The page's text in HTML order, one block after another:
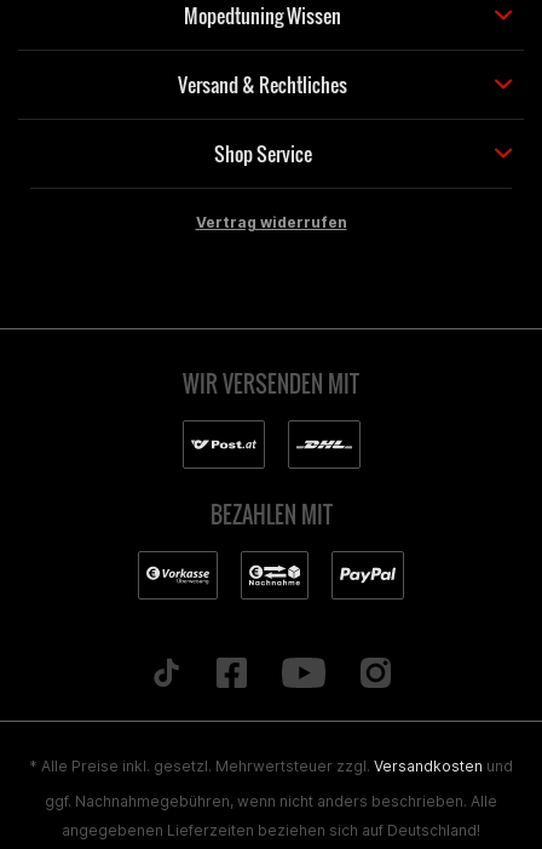
Mopedtuning Wissen
Versand & Rechtliches
Shop Service
Vertrag widerrufen
WIR VERSENDEN MIT
BEZAHLEN MIT
* Alle Preise inkl. gesetzl. Mehrwertsteuer zzgl. Versandkosten und
ggf. Nachnahmegebühren, wenn nicht anders beschrieben. Alle
angegebenen Lieferzeiten beziehen sich auf Deutschland!